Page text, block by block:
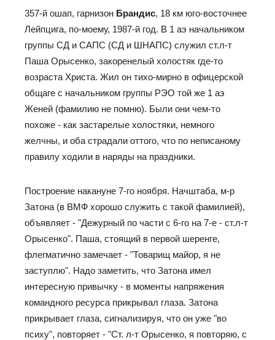
357-й ошап, гарнизон Брандис, 18 км юго-восточнее
Лейпцига, по-моему, 1987-й год. В 1 аэ начальником
группы СД и САПС (СД и ШНАПС) служил ст.л-т
Паша Орысенко, закоренелый холостяк где-то
возраста Христа. Жил он тихо-мирно в офицерской
общаге с начальником группы РЭО той же 1 аэ
Женей (фамилию не помню). Были они чем-то
похоже - как застарелые холостяки, немного
желчны, и оба страдали оттого, что по неписаному
правилу ходили в наряды на праздники.
Построение накануне 7-го ноября. Начштаба, м-р
Затона (в ВМФ хорошо служить с такой фамилией),
объявляет - "Дежурный по части с 6-го на 7-е - ст.л-т
Орысенко". Паша, стоящий в первой шеренге,
флегматично замечает - "Товарищ майор, я не
заступлю". Надо заметить, что Затона имел
интересную привычку - в моменты напряжения
командного ресурса прикрывал глаза. Затона
прикрывает глаза, сигнализируя, что он уже "во
психу", повторяет - "Ст. л-т Орысенко, я повторяю, с